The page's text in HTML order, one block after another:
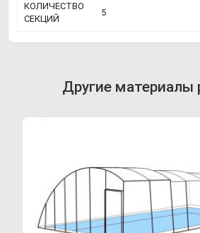
КОЛИЧЕСТВО
СЕКЦИЙ
5
Другие материалы